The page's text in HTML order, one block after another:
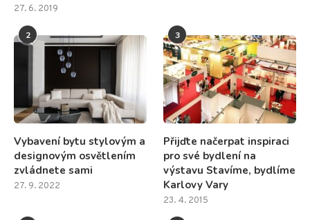
27. 6. 2019
2
Vybavení bytu stylovým a
designovým osvětlením
zvládnete sami
27. 9. 2022
3
Přijďte načerpat inspiraci
pro své bydlení na
výstavu Stavíme, bydlíme
Karlovy Vary
23. 4. 2015